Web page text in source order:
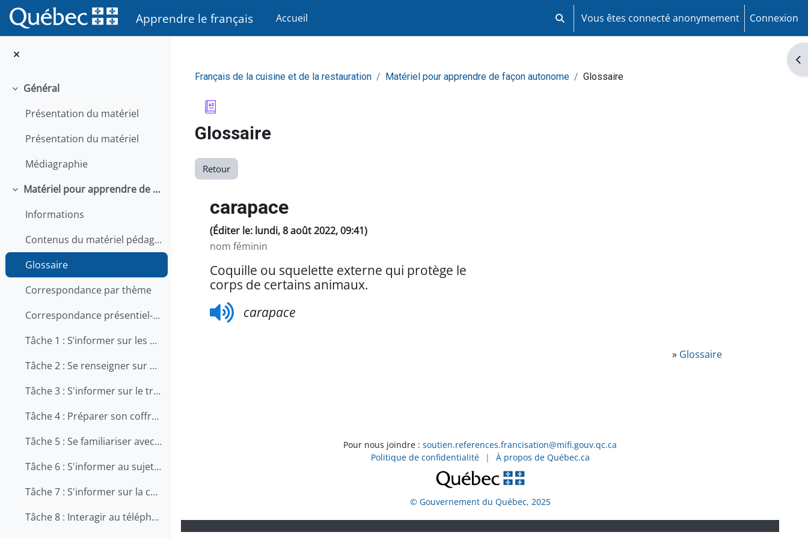
Passer au contenu principal
Apprendre le français Accueil Activer/désactiver la saisie de recherche
Vous êtes connecté anonymement Connexion
Replier
Général
Présentation du matériel
Présentation du matériel
Médiagraphie
Replier
Matériel pour apprendre de façon autonome
Informations
Contenus du matériel pédagogique
Glossaire
Correspondance par thème
Correspondance présentiel-en ligne
Tâche 1 : S’informer sur les qualités et les compétences recherchées pour travailler en restauration
Tâche 2 : Se renseigner sur une offre d'emploi au téléphone
Tâche 3 : S'informer sur le travail en cuisine
Tâche 4 : Préparer son coffre d'outils
Tâche 5 : Se familiariser avec le métier d'aide-cuisinier
Tâche 6 : S'informer au sujet de la prévention des chutes au travail
Tâche 7 : S'informer sur la carrière de chef
Tâche 8 : Interagir au téléphone avec les clients
Français de la cuisine et de la restauration Matériel pour apprendre de façon autonome Glossaire
Glossaire
Retour
carapace
(Éditer le: lundi, 8 août 2022, 09:41)
nom féminin
Coquille ou squelette externe qui protège le
corps de certains animaux.
carapace
» Glossaire
Pour nous joindre : soutien.references.francisation@mifi.gouv.qc.ca
Politique de confidentialité
| À propos de Québec.ca
© Gouvernement du Québec, 2025